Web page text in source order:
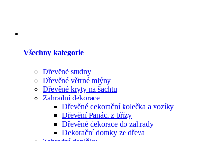
Všechny kategorie
Dřevěné studny
Dřevěné větrné mlýny
Dřevěné kryty na šachtu
Zahradní dekorace
Dřevěné dekorační kolečka a vozíky
Dřevění Panáci z břízy
Dřevěné dekorace do zahrady
Dekorační domky ze dřeva